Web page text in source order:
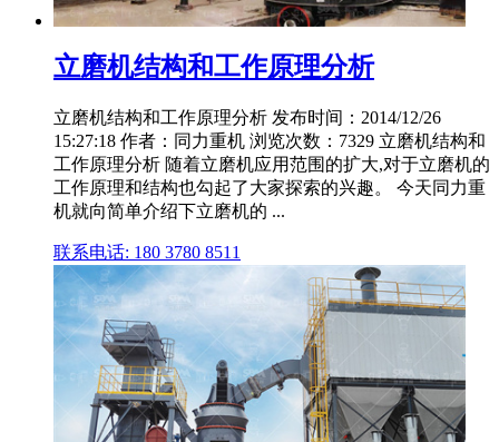
立磨机结构和工作原理分析
立磨机结构和工作原理分析 发布时间：2014/12/26
15:27:18 作者：同力重机 浏览次数：7329 立磨机结构和
工作原理分析 随着立磨机应用范围的扩大,对于立磨机的
工作原理和结构也勾起了大家探索的兴趣。 今天同力重
机就向简单介绍下立磨机的 ...
联系电话: 180 3780 8511